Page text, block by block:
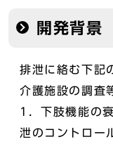
開発背景
排泄に絡む下記
介護施設の調査
1．下肢機能の
泄のコントロー